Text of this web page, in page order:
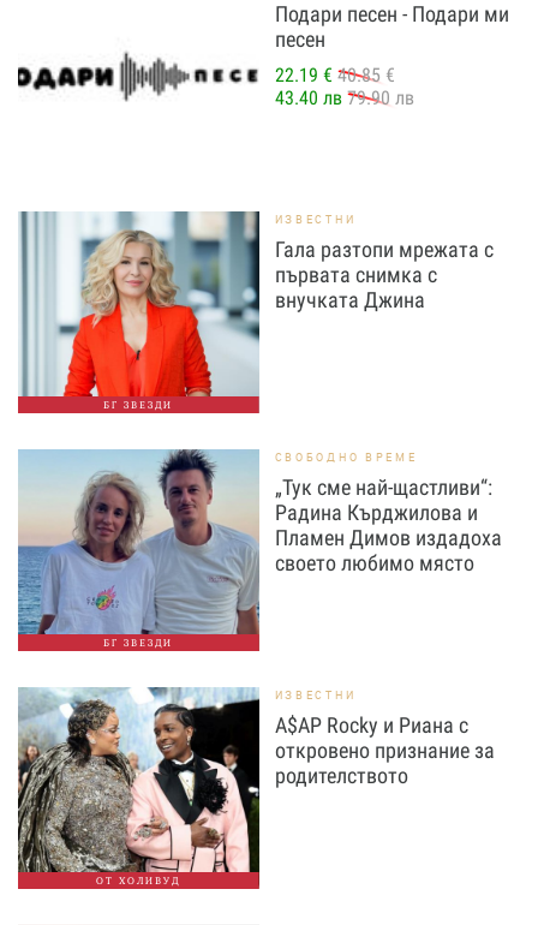
Подари песен - Подари ми
песен
22.19 € 40.85 €
43.40 лв 79.90 лв
БГ ЗВЕЗДИ
ИЗВЕСТНИ
Гала разтопи мрежата с
първата снимка с
внучката Джина
БГ ЗВЕЗДИ
СВОБОДНО ВРЕМЕ
„Тук сме най-щастливи“:
Радина Кърджилова и
Пламен Димов издадоха
своето любимо място
ОТ ХОЛИВУД
ИЗВЕСТНИ
A$AP Rocky и Риана с
откровено признание за
родителството